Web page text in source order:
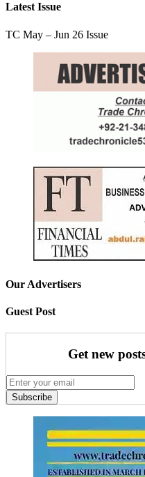
Latest Issue
TC May – Jun 26 Issue
Our Advertisers
Guest Post
Get new
Subscribe